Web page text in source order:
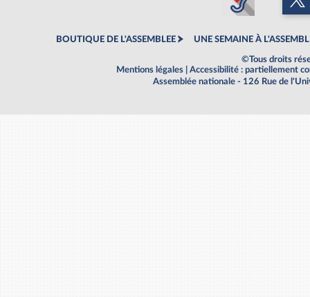
BOUTIQUE DE L'ASSEMBLEE UNE SEMAINE À
©Tous droits
Mentions légales
Accessibilité : partiellement
Assemblée nationale - 126 Rue de